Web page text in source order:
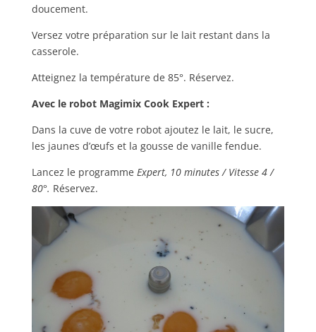
doucement.
Versez votre préparation sur le lait restant dans la
casserole.
Atteignez la température de 85°. Réservez.
Avec le robot Magimix Cook Expert :
Dans la cuve de votre robot ajoutez le lait, le sucre,
les jaunes d’œufs et la gousse de vanille fendue.
Lancez le programme Expert, 10 minutes / Vitesse 4 /
80°. Réservez.